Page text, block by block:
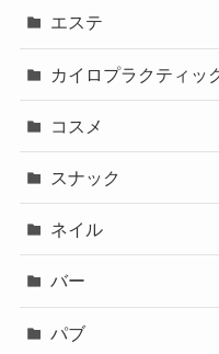
エステ
カイロプラクティッ
コスメ
スナック
ネイル
バー
パブ